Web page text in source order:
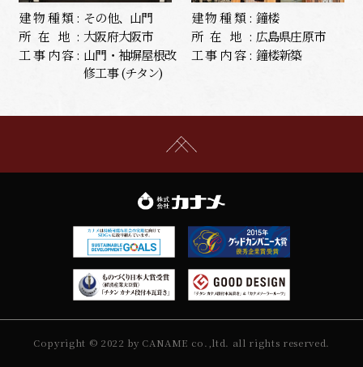
建物種類: その他、山門
所在地: 大阪府大阪市
工事内容: 山門・袖塀屋根改
修工事 (チタン)
建物種類: 鐘楼
所在地: 広島県庄原市
工事内容: 鐘楼新築
Copyright © 2022 by CANAME co.,ltd. all rights reserved.